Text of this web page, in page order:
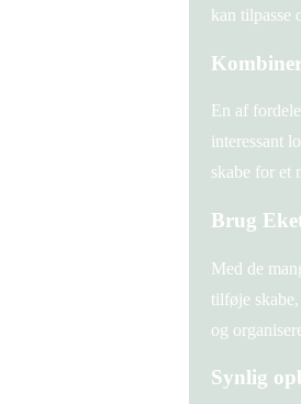
kan tilpasse
En af
interessant
skabe for et
Brug
Med de
tilføje
og
Synlig